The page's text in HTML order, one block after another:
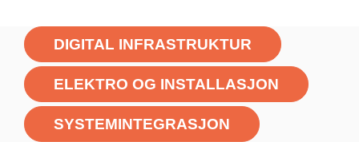
DIGITAL INFRASTRUKTUR
ELEKTRO OG INSTALLASJON
SYSTEMINTEGRASJON